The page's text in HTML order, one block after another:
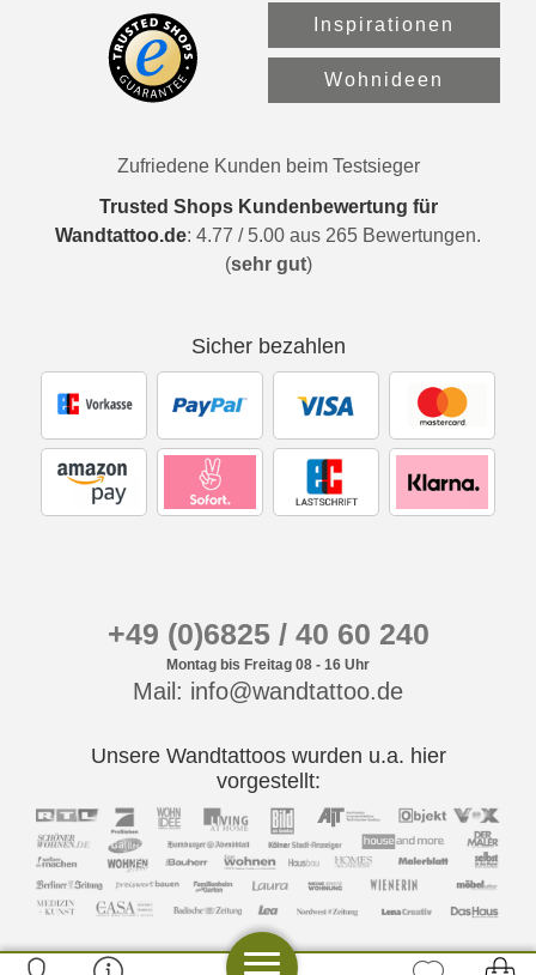
Inspirationen
Wohnideen
Zufriedene Kunden beim Testsieger
Trusted Shops Kundenbewertung für
Wandtattoo.de: 4.77 / 5.00 aus 265 Bewertungen.
(sehr gut)
Sicher bezahlen
+49 (0)6825 / 40 60 240
Montag bis Freitag 08 - 16 Uhr
Mail: info@wandtattoo.de
Unsere Wandtattoos wurden u.a. hier
vorgestellt: